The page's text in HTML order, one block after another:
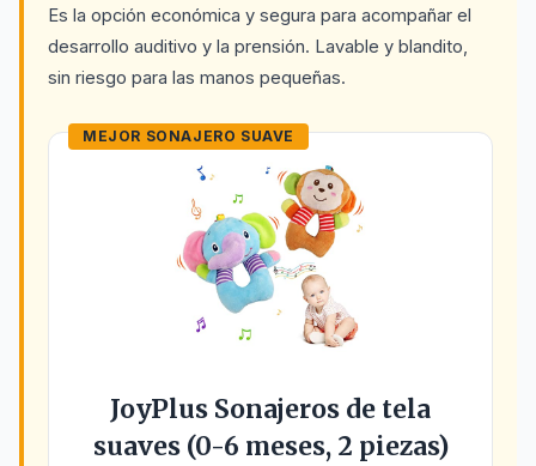
Es la opción económica y segura para acompañar el
desarrollo auditivo y la prensión. Lavable y blandito,
sin riesgo para las manos pequeñas.
MEJOR SONAJERO SUAVE
JoyPlus Sonajeros de tela
suaves (0-6 meses, 2 piezas)